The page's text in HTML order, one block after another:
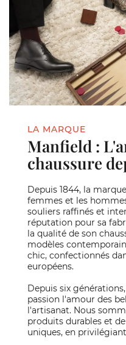
LA MARQUE
Manfield :
chaussure
Depuis 1844, la
femmes et les
souliers raffinés et
réputation pour sa
la qualité de son
modèles
chic, confectionnés
européens.
Depuis six
passion l'amour des
l'artisanat. Nous
produits durables et
uniques, en